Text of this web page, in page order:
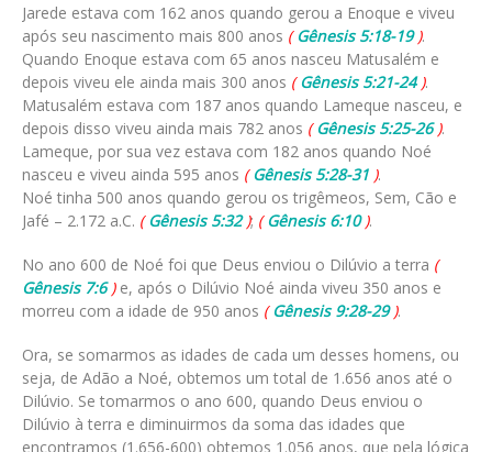
Jarede estava com 162 anos quando gerou a Enoque e viveu
após seu nascimento mais 800 anos (Gênesis 5:18-19).
Quando Enoque estava com 65 anos nasceu Matusalém e
depois viveu ele ainda mais 300 anos (Gênesis 5:21-24).
Matusalém estava com 187 anos quando Lameque nasceu, e
depois disso viveu ainda mais 782 anos (Gênesis 5:25-26).
Lameque, por sua vez estava com 182 anos quando Noé
nasceu e viveu ainda 595 anos (Gênesis 5:28-31 ).
Noé tinha 500 anos quando gerou os trigêmeos, Sem, Cão e
Jafé – 2.172 a.C. (Gênesis 5:32); (Gênesis 6:10).
No ano 600 de Noé foi que Deus enviou o Dilúvio a terra (
Gênesis 7:6)e, após o Dilúvio Noé ainda viveu 350 anos e
morreu com a idade de 950 anos (Gênesis 9:28-29).
Ora, se somarmos as idades de cada um desses homens, ou
seja, de Adão a Noé, obtemos um total de 1.656 anos até o
Dilúvio. Se tomarmos o ano 600, quando Deus enviou o
Dilúvio à terra e diminuirmos da soma das idades que
encontramos (1.656-600) obtemos 1.056 anos, que pela lógica